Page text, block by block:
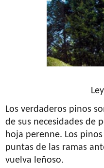
Los verdaderos pinos
de sus necesidades de
hoja perenne. Los
puntas de las ramas
vuelva leñoso.